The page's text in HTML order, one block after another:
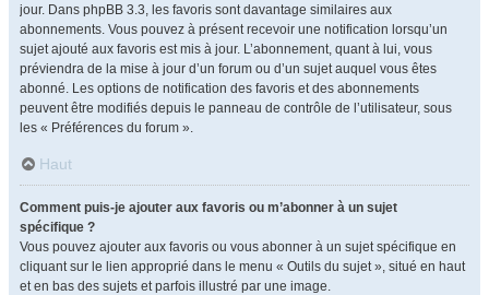
jour. Dans phpBB 3.3, les favoris sont davantage similaires aux
abonnements. Vous pouvez à présent recevoir une notification lorsqu’un
sujet ajouté aux favoris est mis à jour. L’abonnement, quant à lui, vous
préviendra de la mise à jour d’un forum ou d’un sujet auquel vous êtes
abonné. Les options de notification des favoris et des abonnements
peuvent être modifiés depuis le panneau de contrôle de l’utilisateur, sous
les « Préférences du forum ».
Haut
Comment puis-je ajouter aux favoris ou m’abonner à un sujet
spécifique ?
Vous pouvez ajouter aux favoris ou vous abonner à un sujet spécifique en
cliquant sur le lien approprié dans le menu « Outils du sujet », situé en haut
et en bas des sujets et parfois illustré par une image.